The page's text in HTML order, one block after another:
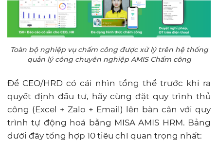
Toàn bộ nghiệp vụ chấm công được xử lý trên hệ thống
quản lý công chuyên nghiệp AMIS Chấm công
Để CEO/HRD có cái nhìn tổng thể trước khi ra
quyết định đầu tư, hãy cùng đặt quy trình thủ
công (Excel + Zalo + Email) lên bàn cân với quy
trình tự động hoá bằng MISA AMIS HRM. Bảng
dưới đây tổng hợp 10 tiêu chí quan trọng nhất: